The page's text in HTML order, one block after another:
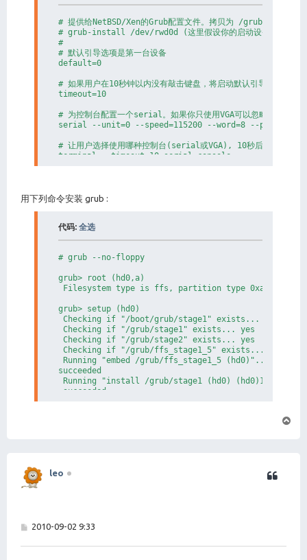
# 提供给NetBSD/Xen的Grub配置文件。拷贝为 /grub/menu.lst
# grub-install /dev/rwd0d (这里假设你的启动设备为 wd0).
#
# 默认引导选项是第一台设备
default=0
# 如果用户在10秒钟以内没有敲击键盘，将启动默认引导选项
timeout=10
# 为控制台配置一个serial。如果你只使用VGA可以忽略这个选项
serial --unit=0 --speed=115200 --word=8 --parity=no
# 让用户选择使用哪种控制台(serial或VGA), 10秒后默认是
terminal --timeout=10 serial console
# 假设NetBSD被安装在第一个MBR分区。
kernel (hd0,a)/xen.gz dom0_mem=65536
module (hd0,a)/netbsd bootdev=wd0a ro
# 同上, 但使用VGA控制台
title Xen 3.0 / NetBSD (hda0, vga)
  root(hd0,0)
module (hd0,a)/netbsd bootdev=wd0a ro
# NetBSD/xen 使用一个备份的 domain0 内核 (在你将一个不
title Xen 3.0 / NetBSD (hda0, backup, serial)
  root(hd0,0)
kernel (hd0,a)/xen.gz dom0_mem=65536
module (hd0,a)/netbsd.backup bootdev=wd0a ro
title Xen 3.0 / NetBSD (hda0, backup, VGA)
  root(hd0,0)
  root        (hd0,0)
用下列命令安装 grub :
代码: 全选
# grub --no-floppy
grub> root (hd0,a)
Filesystem type is ffs, partition type 0xa9
grub> setup (hd0)
Checking if "/boot/grub/stage1" exists... no
Checking if "/grub/stage1" exists... yes
Checking if "/grub/stage2" exists... yes
Checking if "/grub/ffs_stage1_5" exists... yes
Running "embed /grub/ffs_stage1_5 (hd0)"...  14
succeeded
Running "install /grub/stage1 (hd0) (hd0)1+14 p
succeeded
leo
帖
2010-09-02 9:33